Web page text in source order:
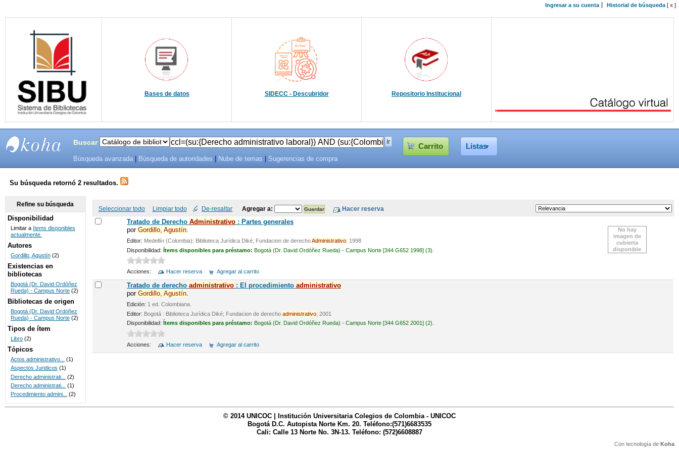
Ingresar a su cuenta Historial de búsqueda[ x ]
Bases de datos SIDECC - Descubridor Repositorio Institucional
SISTEMAS
DE
BIBLIOTECAS
UNICOC
Buscar Carrito Listas
Búsqueda avanzada Búsqueda de autoridades Nube de temas Sugerencias de compra
Su búsqueda retornó 2 resultados.
Seleccionar todo Limpiar todo De-resaltar Agregar a:
Tratado de Derecho Administrativo: Partes generales
por Gordillo, Agustín.
Editor: Medellín (Colombia): Biblioteca Jurídica Diké; Fundacion de derechoAdministrativo; 1998
Disponibilidad: Ítems disponibles para préstamo: Bogotá (Dr. David Ordóñez Rueda) - Campus Norte [344 G652 1998] (3).
Acciones: Hacer reserva Agregar al carrito
No hay
imagen de
cubierta
disponible
Tratado de derecho administrativo: El procedimiento administrativo
por Gordillo, Agustín.
Edición: 1 ed. Colombiana.
Editor: Bogotá : Biblioteca Jurídica Diké; Fundacion de derecho administrativo; 2001
Disponibilidad: Ítems disponibles para préstamo: Bogotá (Dr. David Ordóñez Rueda) - Campus Norte [344 G652 2001] (2).
Acciones: Hacer reserva Agregar al carrito
Refine su búsqueda
Disponibilidad
Limitar a ítems disponibles
actualmente.
Autores
Gordillo, Agustín (2)
Existencias en
bibliotecas
Bogotá (Dr. David Ordóñez
Rueda) - Campus Norte (2)
Bibliotecas de origen
Bogotá (Dr. David Ordóñez
Rueda) - Campus Norte (2)
Tipos de ítem
Libro (2)
Tópicos
Actos administrativo...
(1)
Aspectos Juridicos (1)
Derecho administrati...
(2)
Derecho administrati...
(1)
Procedimiento admini...
(2)
© 2014 UNICOC | Institución Universitaria Colegios de Colombia - UNICOC
Bogotá D.C. Autopista Norte Km. 20. Teléfono:(571)6683535
Cali: Calle 13 Norte No. 3N-13. Teléfono: (572)6608887
Con tecnología de Koha